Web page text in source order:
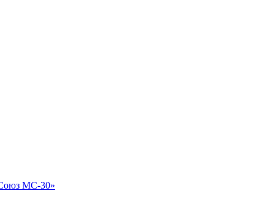
МС-30»